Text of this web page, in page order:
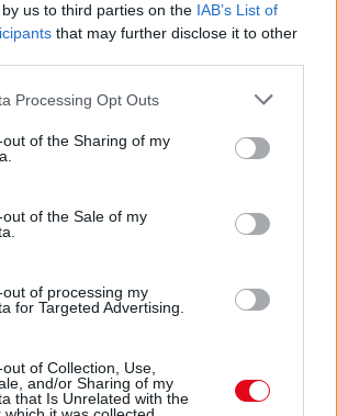
us to third parties on the IAB’s List of
that may further disclose it to other
website/app uses one or more Google
visit or usage behaviour. You may click to
to Google and its third-party tags to
specified purposes in below Google
Processing Opt Outs
of the Sharing of my
of the Sale of my
of processing my
for Targeted Advertising.
of Collection, Use,
and/or Sharing of my
that Is Unrelated with the
TÁROLJÁK A GYÓGYSZEREIKET –
A HATÁSUK
rá
FIATALNÁL JELENTKEZIK EZ A
JELEKRE FIGYELJ
A LEGERŐSEBB: EZT HASZNÁLJÁK A
ELLEN
a vízkövet
EGY CSIPET EBBŐL A FŐZŐVÍZBE,
LESZ A FŐTT KRUMPLI
24 ÓRA TOVÁBBI HÍREI